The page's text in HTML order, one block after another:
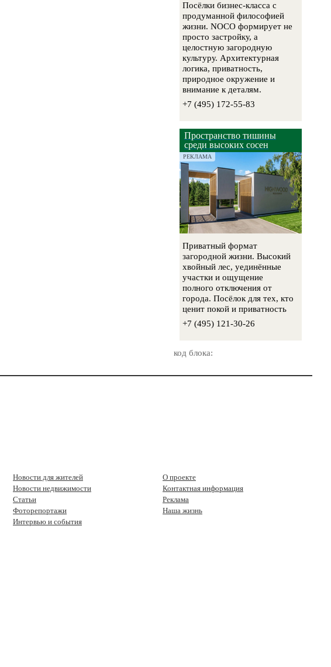
Посёлки бизнес-класса с
продуманной философией
жизни. NOCO формирует не
просто застройку, а
целостную загородную
культуру. Архитектурная
логика, приватность,
природное окружение и
внимание к деталям.
+7 (495) 172-55-83
Пространство тишины
среди высоких сосен
РЕКЛАМА
Приватный формат
загородной жизни. Высокий
хвойный лес, уединённые
участки и ощущение
полного отключения от
города. Посёлок для тех, кто
ценит покой и приватность
+7 (495) 121-30-26
код блока:
Новости для жителей
Новости недвижимости
Статьи
Фоторепортажи
Интервью и события
О проекте
Контактная информация
Реклама
Наша жизнь